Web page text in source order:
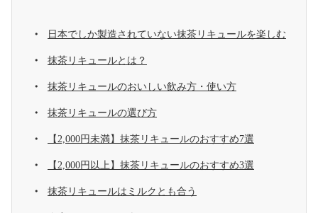
日本でしか製造されていない抹茶リキュールを楽しむ
抹茶リキュールとは？
抹茶リキュールのおいしい飲み方・使い方
抹茶リキュールの選び方
【2,000円未満】抹茶リキュールのおすすめ7選
【2,000円以上】抹茶リキュールのおすすめ3選
抹茶リキュールはミルクとも合う